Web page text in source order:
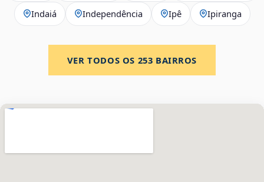
Indaiá Independência Ipê Ipiranga
VER TODOS OS 253 BAIRROS